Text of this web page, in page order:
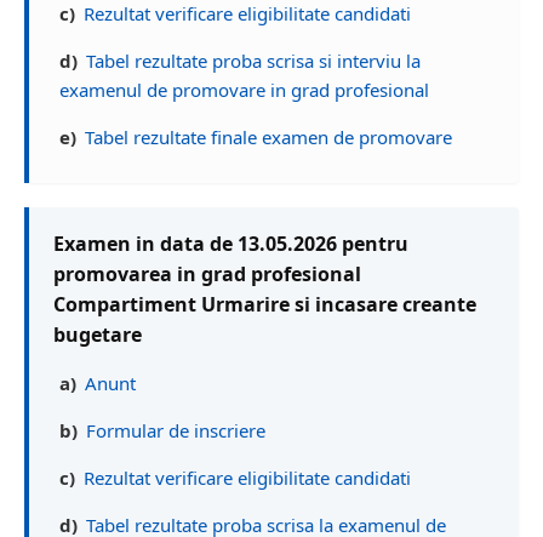
c) Rezultat verificare eligibilitate candidati
d) Tabel rezultate proba scrisa si interviu la
examenul de promovare in grad profesional
e) Tabel rezultate finale examen de promovare
Examen in data de 13.05.2026 pentru
promovarea in grad profesional
Compartiment Urmarire si incasare creante
bugetare
a) Anunt
b) Formular de inscriere
c) Rezultat verificare eligibilitate candidati
d) Tabel rezultate proba scrisa la examenul de